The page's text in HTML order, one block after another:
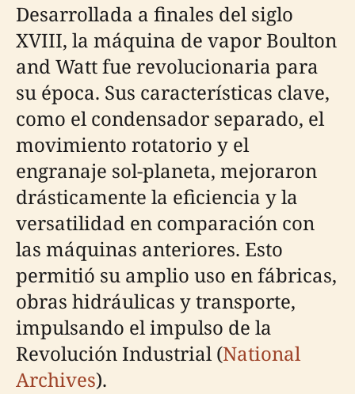
Desarrollada a finales del siglo
XVIII, la máquina de vapor Boulton
and Watt fue revolucionaria para
su época. Sus características clave,
como el condensador separado, el
movimiento rotatorio y el
engranaje sol-planeta, mejoraron
drásticamente la eficiencia y la
versatilidad en comparación con
las máquinas anteriores. Esto
permitió su amplio uso en fábricas,
obras hidráulicas y transporte,
impulsando el impulso de la
Revolución Industrial (National
Archives).